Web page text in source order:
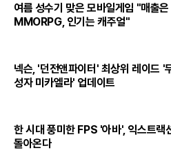
여름 성수기 맞은 모바일게임 "매출은
MMORPG, 인기는 캐주얼"
넥슨, '던전앤파이터' 최상위 레이드 '
성자 미카엘라' 업데이트
한 시대 풍미한 FPS '아바', 익스트랙
돌아온다